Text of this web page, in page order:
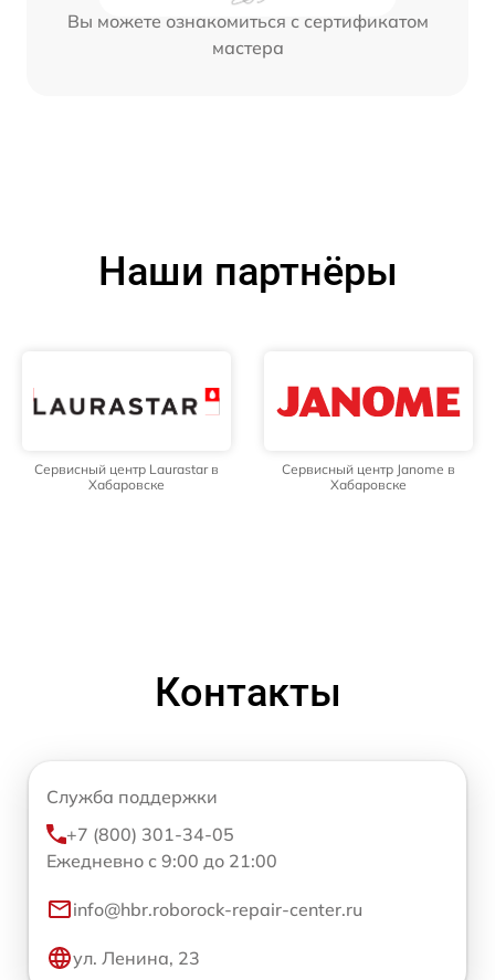
Вы можете ознакомиться с сертификатом
мастера
Наши партнёры
Сервисный центр Laurastar в
Хабаровске
Сервисный центр Janome в
Хабаровске
Контакты
Служба поддержки
+7 (800) 301-34-05
Ежедневно с 9:00 до 21:00
info@hbr.roborock-repair-center.ru
ул. Ленина, 23